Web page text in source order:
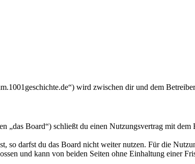
wird zwischen dir und dem
„das Board“) schließt du einen Nutzungsvertrag mit
so darfst du das Board nicht weiter nutzen. Für die
und kann von beiden Seiten ohne Einhaltung einer